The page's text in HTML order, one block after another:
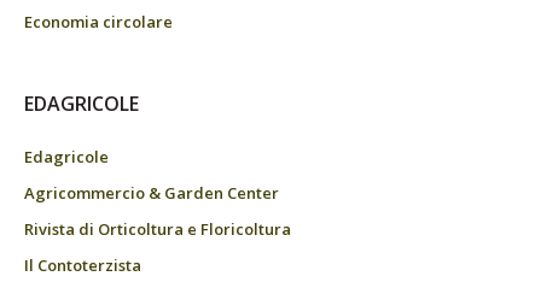
Economia circolare
EDAGRICOLE
Edagricole
Agricommercio & Garden Center
Rivista di Orticoltura e Floricoltura
Il Contoterzista